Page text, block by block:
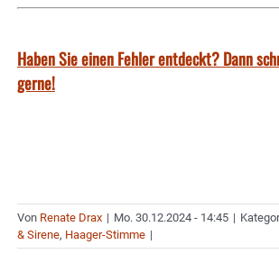
Haben Sie einen Fehler entdeckt? Dann
gerne!
Von Renate Drax | Mo. 30.12.2024 - 14:45 |
& Sirene, Haager-Stimme |